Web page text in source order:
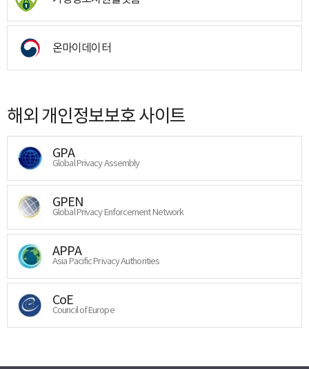
온마이데이터
해외 개인정보보호 사이트
GPA
Global Privacy Assembly
GPEN
Global Privacy Enforcement Network
APPA
Asia Pacific Privacy Authorities
CoE
Council of Europe